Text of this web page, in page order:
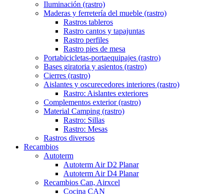
Iluminación (rastro)
Maderas y ferretería del mueble (rastro)
Rastros tableros
Rastro cantos y tapajuntas
Rastro perfiles
Rastro pies de mesa
Portabicicletas-portaequipajes (rastro)
Bases giratoria y asientos (rastro)
Cierres (rastro)
Aislantes y oscurecedores interiores (rastro)
Rastro: Aislantes exteriores
Complementos exterior (rastro)
Material Camping (rastro)
Rastro: Sillas
Rastro: Mesas
Rastros diversos
Recambios
Autoterm
Autoterm Air D2 Planar
Autoterm Air D4 Planar
Recambios Can, Airxcel
Cocina CAN